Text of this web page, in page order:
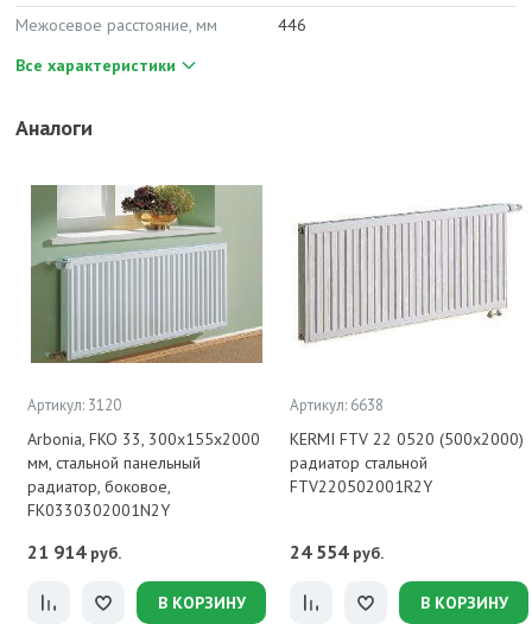
Межосевое расстояние, мм
446
Все характеристики
Аналоги
Артикул: 3120
Arbonia, FKO 33, 300x155x2000
мм, стальной панельный
радиатор, боковое,
FK0330302001N2Y
21 914 руб.
В КОРЗИНУ
Артикул: 6638
KERMI FTV 22 0520 (500х2000)
радиатор стальной
FTV220502001R2Y
24 554 руб.
В КОРЗИНУ